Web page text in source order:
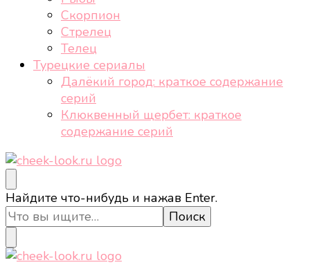
Скорпион
Стрелец
Телец
Турецкие сериалы
Далёкий город: краткое содержание
серий
Клюквенный щербет: краткое
содержание серий
cheek-look.ru
Женский сайт о звездах и кино, а также трендах,
здоровом образе жизни, спорте, стиле, отдыхе и
еде.
Ищите
что-
то?
Найдите что-нибудь и нажав Enter.